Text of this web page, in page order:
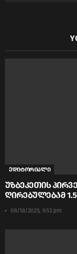
ედიტორიალი
უზბეკეთის
ღირებულებამ
08/18/2025, 9:53 pm